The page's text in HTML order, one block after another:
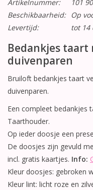
Artikelnummer:
101
Beschikbaarheid:
Op
Levertijd:
tot 14
Bedankjes
duivenparen
Bruiloft bedankjes taart
duivenparen.
Een compleet bedankjes
Taarthouder.
Op ieder doosje een
De doosjes zijn gevuld
incl. gratis kaartjes. Info:
Kleur doosjes: gebroken
Kleur lint: licht roze en